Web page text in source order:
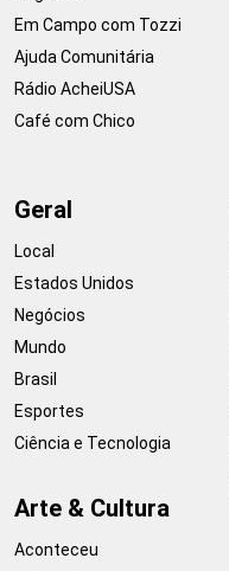
Em Campo com Tozzi
Ajuda Comunitária
Rádio AcheiUSA
Café com Chico
Geral
Local
Estados Unidos
Negócios
Mundo
Brasil
Esportes
Ciência e Tecnologia
Arte & Cultura
Aconteceu